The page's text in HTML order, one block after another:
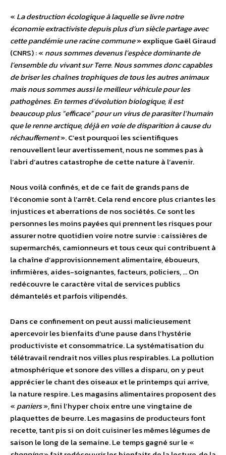
« La destruction écologique à laquelle se livre notre
économie extractiviste depuis plus d’un siècle partage avec
cette pandémie une racine commune» explique Gaël Giraud
(CNRS) : « nous sommes devenus l’espèce dominante de
l’ensemble du vivant sur Terre. Nous sommes donc capables
de briser les chaînes trophiques de tous les autres animaux
mais nous sommes aussi le meilleur véhicule pour les
pathogènes. En termes d’évolution biologique, il est
beaucoup plus “efficace” pour un virus de parasiter l’humain
que le renne arctique, déjà en voie de disparition à cause du
réchauffement». C’est pourquoi les scientifiques
renouvellent leur avertissement, nous ne sommes pas à
l’abri d’autres catastrophe de cette nature à l’avenir.
Nous voilà confinés, et de ce fait de grands pans de
l’économie sont à l’arrêt. Cela rend encore plus criantes les
injustices et aberrations de nos sociétés. Ce sont les
personnes les moins payées qui prennent les risques pour
assurer notre quotidien voire notre survie : caissières de
supermarchés, camionneurs et tous ceux qui contribuent à
la chaîne d’approvisionnement alimentaire, éboueurs,
infirmières, aides-soignantes, facteurs, policiers, … On
redécouvre le caractère vital de services publics
démantelés et parfois vilipendés.
Dans ce confinement on peut aussi malicieusement
apercevoir les bienfaits d’une pause dans l’hystérie
productiviste et consommatrice. La systématisation du
télétravail rendrait nos villes plus respirables. La pollution
atmosphérique et sonore des villes a disparu, on y peut
apprécier le chant des oiseaux et le printemps qui arrive,
la nature respire. Les magasins alimentaires proposent des
«paniers», fini l’hyper choix entre une vingtaine de
plaquettes de beurre. Les magasins de producteurs font
recette, tant pis si on doit cuisiner les mêmes légumes de
saison le long de la semaine. Le temps gagné sur le «